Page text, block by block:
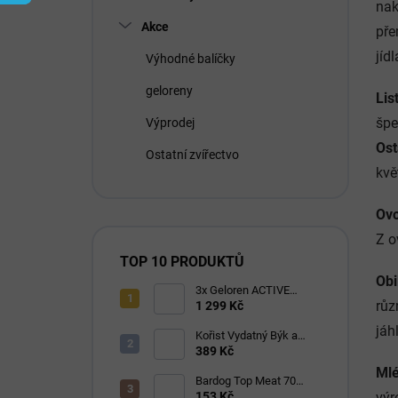
Akce
Výhodné balíčky
geloreny
Výprodej
Ostatní zvířectvo
TOP 10 PRODUKTŮ
3x Geloren ACTIVE
pomeranč 400g (3x90
1 299 Kč
Kořist Vydatný Býk a
Krocan pro aktivní psy
389 Kč
Bardog Top Meat 70
Z